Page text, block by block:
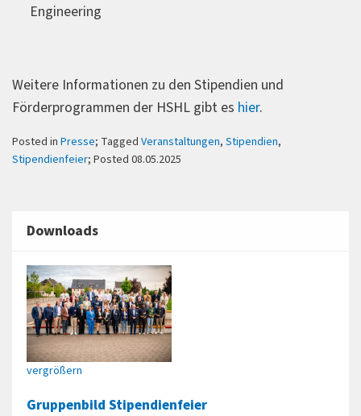
Engineering
Weitere Informationen zu den Stipendien und
Förderprogrammen der HSHL gibt es hier.
Posted in Presse; Tagged Veranstaltungen, Stipendien,
Stipendienfeier; Posted 08.05.2025
Downloads
vergrößern
Gruppenbild Stipendienfeier